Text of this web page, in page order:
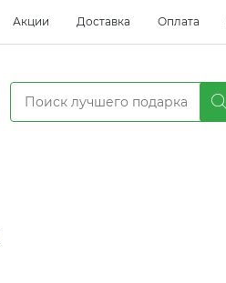
Акции Доставка Оплата